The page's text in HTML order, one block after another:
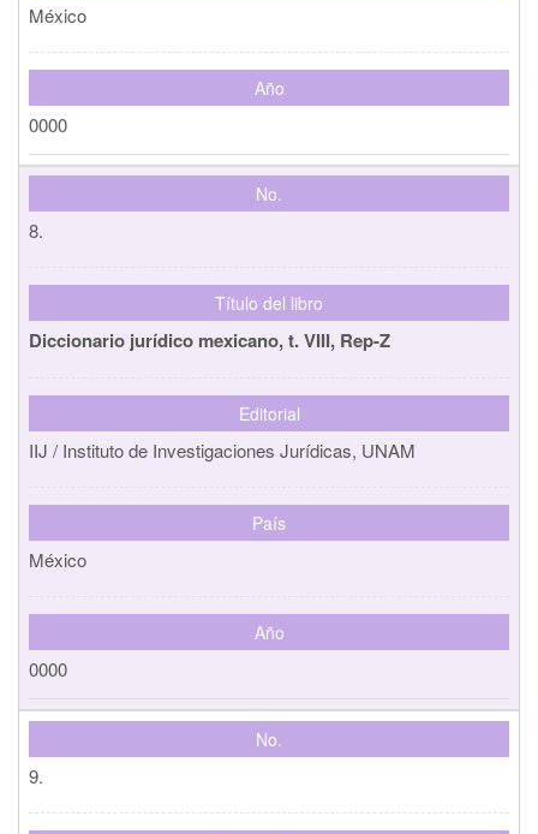
México
Año
0000
No.
8.
Título del libro
Diccionario jurídico mexicano, t. VIII, Rep-Z
Editorial
IIJ / Instituto de Investigaciones Jurídicas, UNAM
País
México
Año
0000
No.
9.